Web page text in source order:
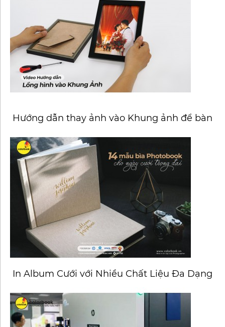
Hướng dẫn thay ảnh vào Khung ảnh để bàn
In Album Cưới với Nhiều Chất Liệu Đa Dạng